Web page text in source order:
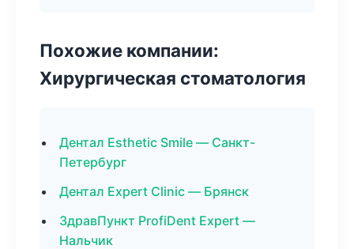
Похожие компании:
Хирургическая стоматология
Дентал Esthetic Smile — Санкт-
Петербург
Дентал Expert Clinic — Брянск
ЗдравПункт ProfiDent Expert —
Нальчик